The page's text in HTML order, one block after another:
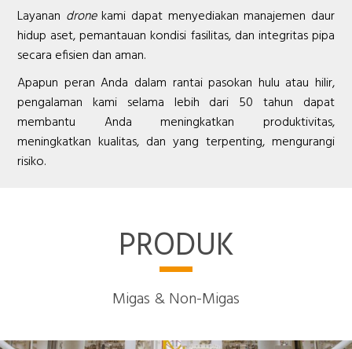
Layanan dronekami dapat menyediakan manajemen daur
hidup aset, pemantauan kondisi fasilitas, dan integritas pipa
secara efisien dan aman.
Apapun peran Anda dalam rantai pasokan hulu atau hilir,
pengalaman kami selama lebih dari 50 tahun dapat
membantu Anda meningkatkan produktivitas,
meningkatkan kualitas, dan yang terpenting, mengurangi
risiko.
PRODUK
Migas & Non-Migas